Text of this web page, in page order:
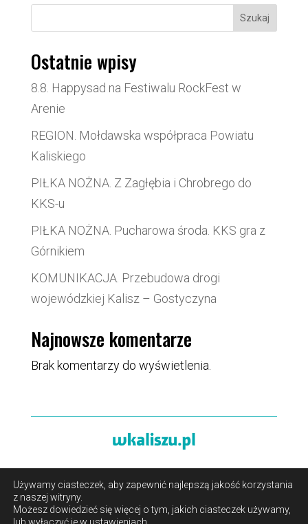
Szukaj
Ostatnie wpisy
8.8. Happysad na Festiwalu RockFest w
Arenie
REGION. Mołdawska współpraca Powiatu
Kaliskiego
PIŁKA NOŻNA. Z Zagłębia i Chrobrego do
KKS-u
PIŁKA NOŻNA. Pucharowa środa. KKS gra z
Górnikiem
KOMUNIKACJA. Przebudowa drogi
wojewódzkiej Kalisz – Gostyczyna
Najnowsze komentarze
Brak komentarzy do wyświetlenia.
O portalu/Reklama/ Polityka prywatności i pliki cookies
/Kontakt
Używamy ciasteczek, aby zapewnić najlepszą jakość korzystania
z naszej witryny.
Możesz dowiedzieć się więcej o tym, jakich ciasteczek używamy,